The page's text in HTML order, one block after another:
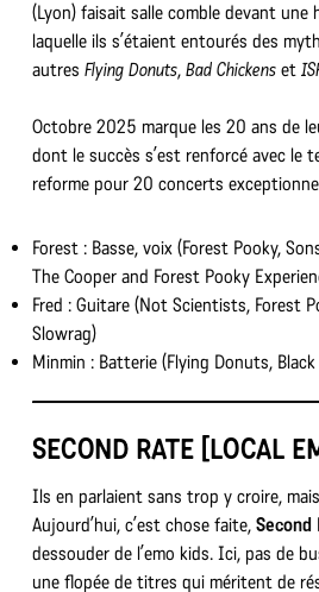
(Lyon) faisait salle comble devant
laquelle ils s’étaient entourés des
autres Flying Donuts, Bad Chickenset
Octobre 2025 marque les 20 ans de
dont le succès s’est renforcé avec le
reforme pour 20 concerts
Forest : Basse, voix (Forest Pooky,
The Cooper and Forest Pooky
Fred : Guitare (Not Scientists, Forest
Slowrag)
Minmin : Batterie (Flying Donuts,
SECOND RATE [LOCAL
Ils en parlaient sans trop y croire,
Aujourd’hui, c’est chose faite, Second
dessouder de l’emo kids. Ici, pas de
une flopée de titres qui méritent de